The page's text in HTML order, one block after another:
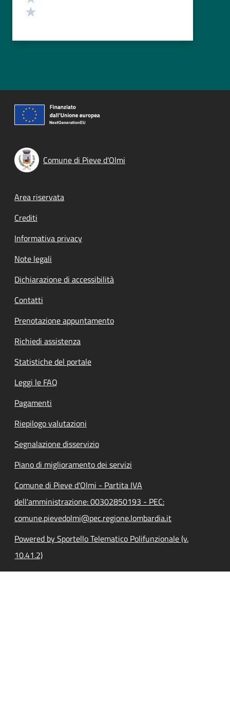
Comune di Pieve d'Olmi
Footer menu
Area riservata
Crediti
Informativa privacy
Note legali
Dichiarazione di accessibilità
Contatti
Prenotazione appuntamento
Richiedi assistenza
Statistiche del portale
Leggi le FAQ
Pagamenti
Riepilogo valutazioni
Segnalazione disservizio
Piano di miglioramento dei servizi
Comune di Pieve d'Olmi - Partita IVA
dell'amministrazione: 00302850193 - PEC:
comune.pievedolmi@pec.regione.lombardia.it
Powered by Sportello Telematico Polifunzionale (v.
10.41.2)